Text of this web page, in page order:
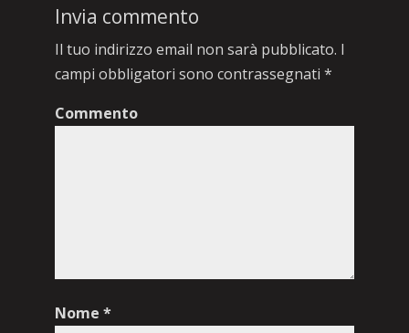
Invia commento
Il tuo indirizzo email non sarà pubblicato. I
campi obbligatori sono contrassegnati *
Commento
Nome *